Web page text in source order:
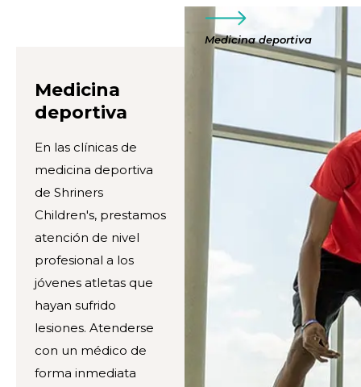
Medicina deportiva
Medicina
deportiva
En las clínicas de
medicina deportiva
de Shriners
Children's, prestamos
atención de nivel
profesional a los
jóvenes atletas que
hayan sufrido
lesiones. Atenderse
con un médico de
forma inmediata